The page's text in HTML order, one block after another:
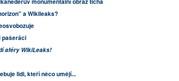
a Wikileaks?
pašeráci
aféry WikiLeaks!
lidi, kteří něco umějí...